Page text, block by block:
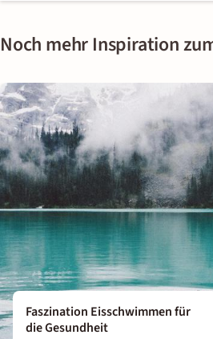
Noch mehr Inspiration
Faszination Eisschwimmen für
die Gesundheit